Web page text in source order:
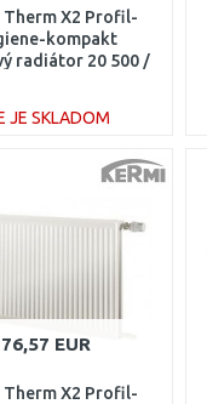
Therm X2 Profil-
kompakt
radiátor 20 500 /
JE SKLADOM
DO KOŠÍKA
Porovnať
76,57 EUR
Therm X2 Profil-